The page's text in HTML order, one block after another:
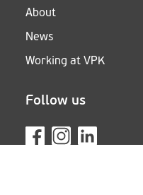
About
News
Working at VPK
Follow us